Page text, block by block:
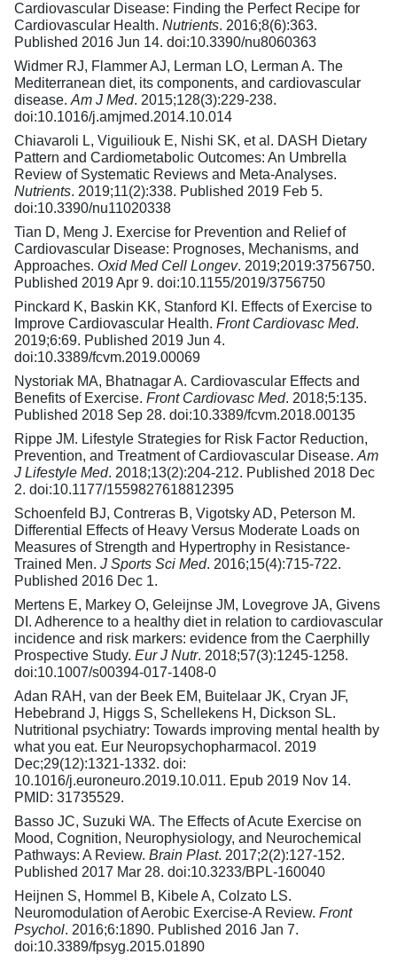
Cardiovascular Disease: Finding the Perfect Recipe for
Cardiovascular Health. Nutrients. 2016;8(6):363.
Published 2016 Jun 14. doi:10.3390/nu8060363
Widmer RJ, Flammer AJ, Lerman LO, Lerman A. The
Mediterranean diet, its components, and cardiovascular
disease. Am J Med. 2015;128(3):229-238.
doi:10.1016/j.amjmed.2014.10.014
Chiavaroli L, Viguiliouk E, Nishi SK, et al. DASH Dietary
Pattern and Cardiometabolic Outcomes: An Umbrella
Review of Systematic Reviews and Meta-Analyses.
Nutrients. 2019;11(2):338. Published 2019 Feb 5.
doi:10.3390/nu11020338
Tian D, Meng J. Exercise for Prevention and Relief of
Cardiovascular Disease: Prognoses, Mechanisms, and
Approaches. Oxid Med Cell Longev. 2019;2019:3756750.
Published 2019 Apr 9. doi:10.1155/2019/3756750
Pinckard K, Baskin KK, Stanford KI. Effects of Exercise to
Improve Cardiovascular Health. Front Cardiovasc Med.
2019;6:69. Published 2019 Jun 4.
doi:10.3389/fcvm.2019.00069
Nystoriak MA, Bhatnagar A. Cardiovascular Effects and
Benefits of Exercise. Front Cardiovasc Med. 2018;5:135.
Published 2018 Sep 28. doi:10.3389/fcvm.2018.00135
Rippe JM. Lifestyle Strategies for Risk Factor Reduction,
Prevention, and Treatment of Cardiovascular Disease. Am
J Lifestyle Med. 2018;13(2):204-212. Published 2018 Dec
2. doi:10.1177/1559827618812395
Schoenfeld BJ, Contreras B, Vigotsky AD, Peterson M.
Differential Effects of Heavy Versus Moderate Loads on
Measures of Strength and Hypertrophy in Resistance-
Trained Men. J Sports Sci Med. 2016;15(4):715-722.
Published 2016 Dec 1.
Mertens E, Markey O, Geleijnse JM, Lovegrove JA, Givens
DI. Adherence to a healthy diet in relation to cardiovascular
incidence and risk markers: evidence from the Caerphilly
Prospective Study. Eur J Nutr. 2018;57(3):1245-1258.
doi:10.1007/s00394-017-1408-0
Adan RAH, van der Beek EM, Buitelaar JK, Cryan JF,
Hebebrand J, Higgs S, Schellekens H, Dickson SL.
Nutritional psychiatry: Towards improving mental health by
what you eat. Eur Neuropsychopharmacol. 2019
Dec;29(12):1321-1332. doi:
10.1016/j.euroneuro.2019.10.011. Epub 2019 Nov 14.
PMID: 31735529.
Basso JC, Suzuki WA. The Effects of Acute Exercise on
Mood, Cognition, Neurophysiology, and Neurochemical
Pathways: A Review. Brain Plast. 2017;2(2):127-152.
Published 2017 Mar 28. doi:10.3233/BPL-160040
Heijnen S, Hommel B, Kibele A, Colzato LS.
Neuromodulation of Aerobic Exercise-A Review. Front
Psychol. 2016;6:1890. Published 2016 Jan 7.
doi:10.3389/fpsyg.2015.01890